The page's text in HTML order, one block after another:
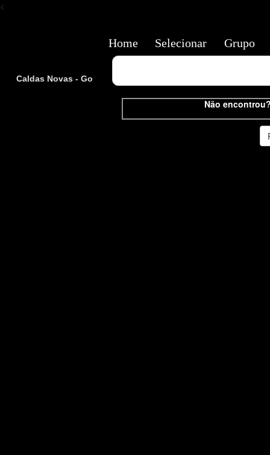
<
Caldas Novas - Go
Não
Home Selecionar Grupo